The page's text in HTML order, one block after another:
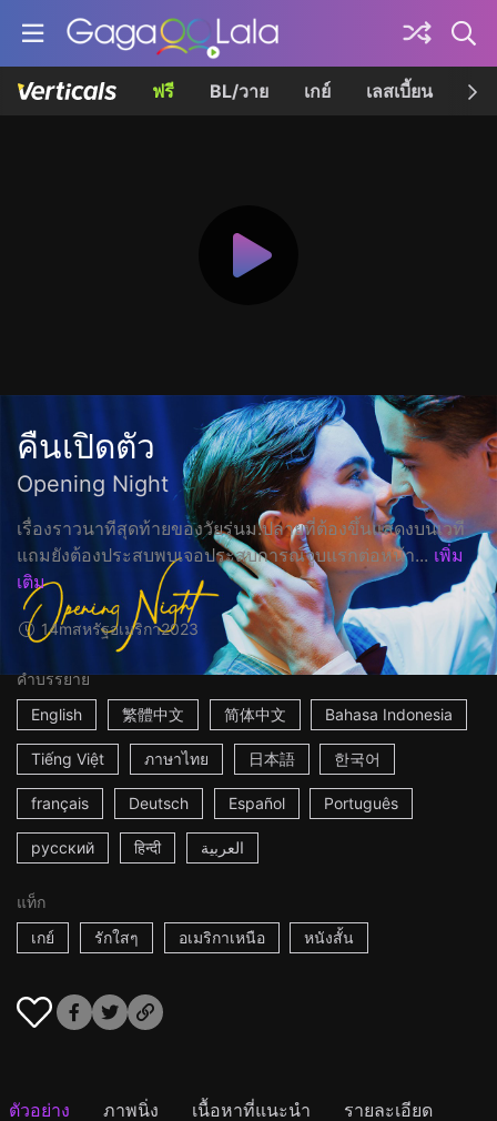
ฟรี BL/วาย เกย์ เลสเบี้ยน เค
คืนเปิดตัว
Opening Night
เรื่องราวนาทีสุดท้ายของวัยรุ่นม.ปลายที่ต้องขึ้นแสดงบนเวที
แถมยังต้องประสบพบเจอประสบการณ์จูบแรกต่อหน้า... เพิ่ม
เติม
14mสหรัฐอเมริกา2023
คำบรรยาย
English
繁體中文 简体中文 Bahasa Indonesia
Tiếng Việt ภาษาไทย 日本語 한국어
français Deutsch Español Português
русский हिन्दी العربية
แท็ก
เกย์
รักใสๆ อเมริกาเหนือ หนังสั้น
ตัวอย่าง ภาพนิ่ง เนื้อหาที่แนะนำ รายละเอียด